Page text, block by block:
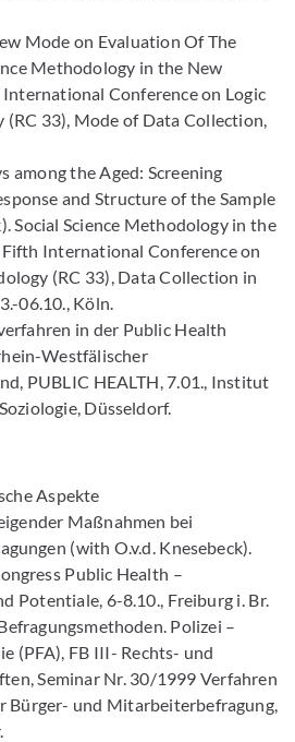
Mode on Evaluation Of The
Methodology in the New
Conference on Logic
33), Mode of Data Collection,
among the Aged: Screening
and Structure of the Sample
Social Science Methodology in the
International Conference on
(RC 33), Data Collection in
06.10., Köln.
in der Public Health
Westfälischer
PUBLIC HEALTH, 7.01., Institut
Düsseldorf.
Aspekte
Maßnahmen bei
(with O.v.d. Knesebeck).
Public Health –
Potentiale, 6-8.10., Freiburg i. Br.
Polizei –
(PFA), FB III- Rechts- und
Seminar Nr. 30/1999 Verfahren
Bürger- und Mitarbeiterbefragung,